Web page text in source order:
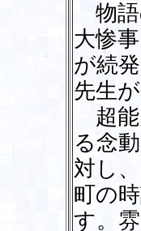
物語
大惨
が続
先生
超能
る念
対し
町の
す。